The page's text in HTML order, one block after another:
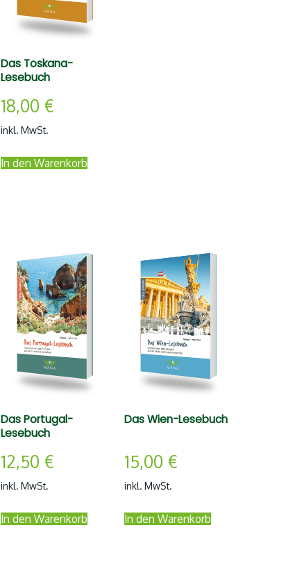
Das Toskana-
Lesebuch
18,00 €
inkl. MwSt.
In den Warenkorb
Das Portugal-
Lesebuch
12,50 €
inkl. MwSt.
In den Warenkorb
Das Wien-Lesebuch
15,00 €
inkl. MwSt.
In den Warenkorb